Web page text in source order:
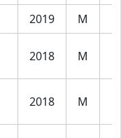
2019 M
2018 M
2018 M